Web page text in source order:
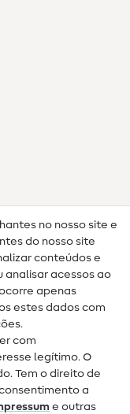
no nosso site e
do nosso site
conteúdos e
analisar acessos ao
apenas
estes dados com
com
legítimo. O
Tem o direito de
a
e outras